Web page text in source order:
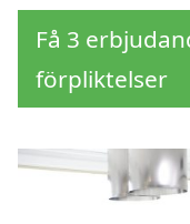
Få 3
förpliktelser